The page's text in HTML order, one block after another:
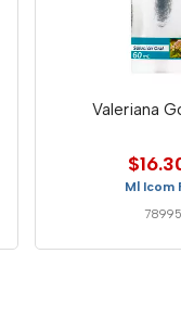
Valeriana
Ml Icom
78995